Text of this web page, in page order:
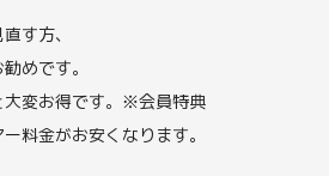
す方、
めです。
大変お得です。※会員特典
料金がお安くなります。